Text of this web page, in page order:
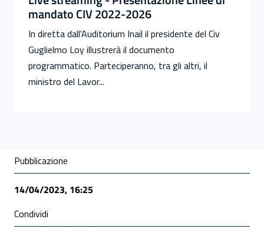
mandato CIV 2022-2026
In diretta dall'Auditorium Inail il presidente del Civ
Guglielmo Loy illustrerà il documento
programmatico. Parteciperanno, tra gli altri, il
ministro del Lavor...
Condivisione social
Pubblicazione
14/04/2023, 16:25
Condividi